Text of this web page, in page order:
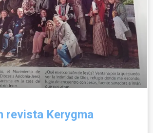
revista Kerygma